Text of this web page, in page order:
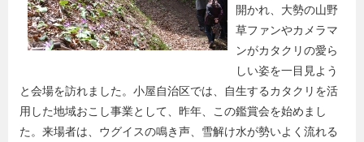
開かれ、大勢の山野
草ファンやカメラマ
ンがカタクリの愛ら
しい姿を一目見よう
と会場を訪れました。小屋自治区では、自生するカタクリを活
用した地域おこし事業として、昨年、この鑑賞会を始めまし
た。来場者は、ウグイスの鳴き声、雪解け水が勢いよく流れる